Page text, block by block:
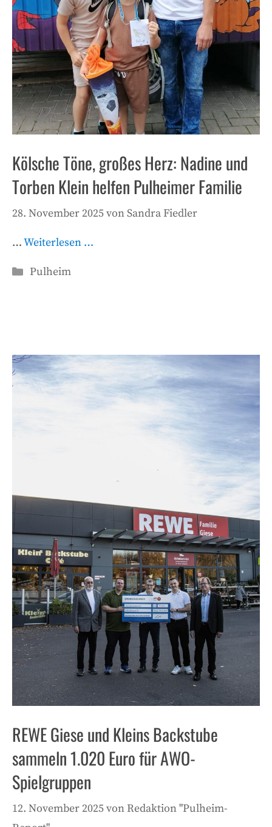
Kölsche Töne, großes Herz: Nadine und
Torben Klein helfen Pulheimer Familie
28. November 2025vonSandra Fiedler
…Weiterlesen …
Kategorien
Pulheim
REWE Giese und Kleins Backstube
sammeln 1.020 Euro für AWO-
Spielgruppen
12. November 2025von Redaktion "Pulheim-